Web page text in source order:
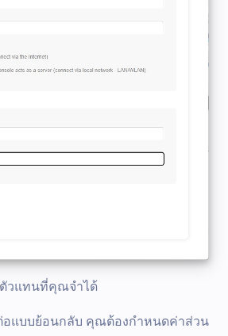
วแทนที่คุณจำได้
แบบย้อนกลับ คุณต้องกำหนดค่าส่วน